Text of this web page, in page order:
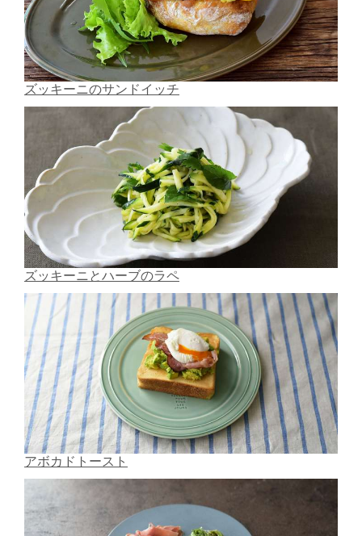
ズッキーニのサンドイッチ
ズッキーニとハーブのラペ
アボカドトースト